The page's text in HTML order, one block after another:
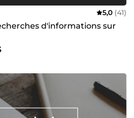
5,0 (41)
d'informations sur